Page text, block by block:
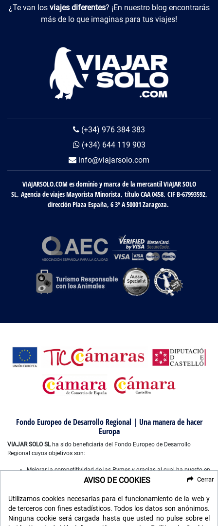
Viajes Diferentes
¿Te van los viajes diferentes? ¡En nuestro blog encontrarás
más de lo que imaginas para tus viajes!
(+34) 976 384 383
(+34) 644 119 903
info@viajarsolo.com
VIAJARSOLO.COM es dominio y marca de la mercantil VIAJAR SOLO
SL, Agencia de viajes Mayorista Minorista, título CAA 0458, CIF B-67993592,
dirección Plaza España, 6 3º A 50001 Zaragoza.
Fondo Europeo de Desarrollo Regional | Una manera de hacer
Europa
VIAJAR SOLO SLha sido beneficiaria del Fondo Europeo de Desarrollo
Regional cuyos objetivos son:
Mejorar la competitividad de las Pymes y gracias al cual ha puesto en
marcha un Plan de Marketing Digital Internacional, con el objetivo de
año 2022-2023. Para ello ha contado con el apoyo del Programa
XPANDE DIGITAL de la Cámara de Comercio de Castellón”.
Mejorar el uso y la calidad de las tecnologías de la información y de
las comunicaciones, y el acceso a las mismas y gracias a que ha
AVISO DE COOKIES
Utilizamos cookies necesarias para el funcionamiento de la web y
de terceros con fines estadísticos. Todos los datos son anónimos.
Ninguna cookie será cargada hasta que usted no pulse sobre el
Cerrar